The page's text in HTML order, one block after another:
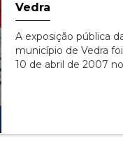
Vedra
A exposição pública
município de Vedra
10 de abril de 2007